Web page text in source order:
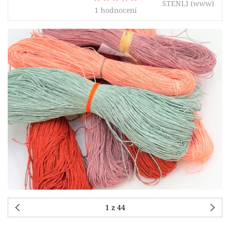
1 hodnocení
STENLI (www)
1 z 44